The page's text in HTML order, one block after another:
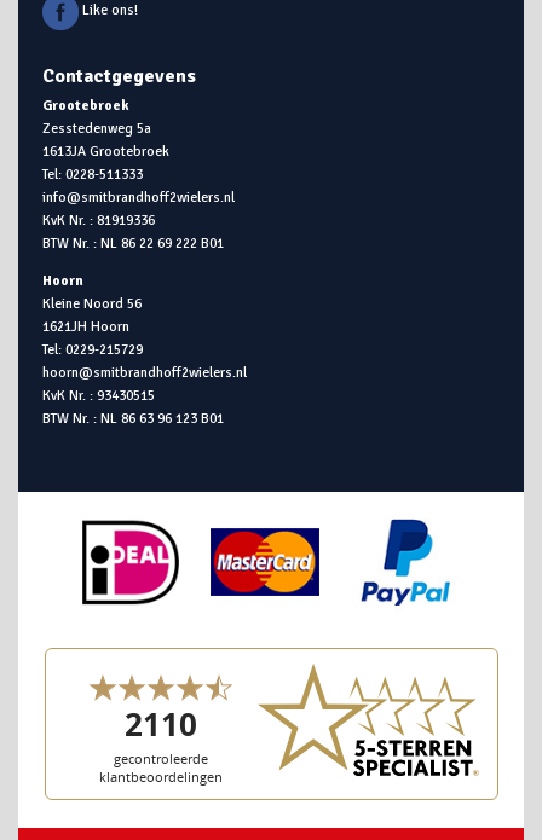
Like ons!
Contactgegevens
Grootebroek
Zesstedenweg 5a
1613JA Grootebroek
Tel: 0228-511333
info@smitbrandhoff2wielers.nl
KvK Nr. : 81919336
BTW Nr. : NL 86 22 69 222 B01
Hoorn
Kleine Noord 56
1621JH Hoorn
Tel: 0229-215729
hoorn@smitbrandhoff2wielers.nl
KvK Nr. : 93430515
BTW Nr. : NL 86 63 96 123 B01